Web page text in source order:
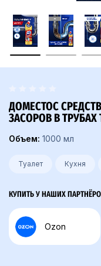
ДОМЕСТОС
ЗАСОРОВ В ТРУБАХ
Объем: 1000 мл
Туалет Кухня
КУПИТЬ У НАШИХ
Ozon